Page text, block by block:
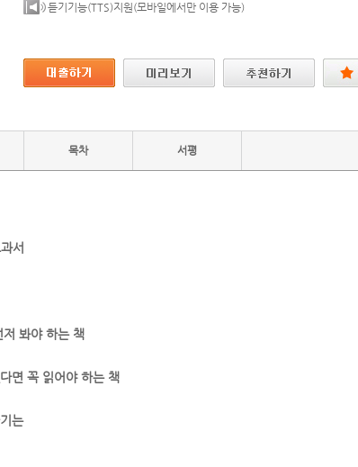
듣기기능(TTS)지원(모바일에서만 이용 가능)
목차 서평
서
봐야 하는 책
면 꼭 읽어야 하는 책
는